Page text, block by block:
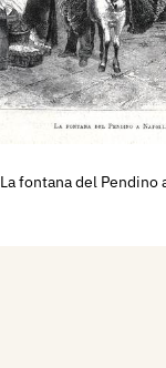
La fontana del Pendino